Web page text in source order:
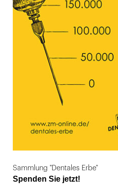
Sammlung "Dentales Erbe"
Spenden Sie jetzt!